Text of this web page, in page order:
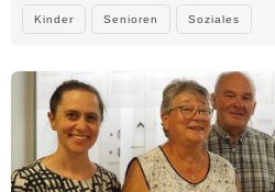
Kinder Senioren Soziales